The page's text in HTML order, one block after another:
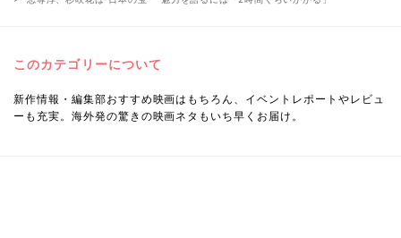
このカテゴリーについて
新作情報・編集部おすすめ映画はもちろん、イベントレポートやレビュ
ーも充実。海外発の驚きの映画ネタもいち早くお届け。